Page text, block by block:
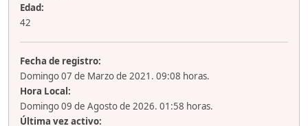
Edad:
42
Fecha de registro:
Domingo 07 de Marzo de 2021. 09:08 horas.
Hora Local:
Domingo 09 de Agosto de 2026. 01:58 horas.
Última vez activo: